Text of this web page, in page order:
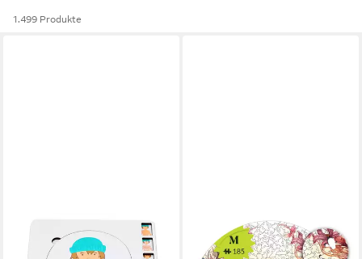
1.499 Produkte
Puzzle Lagenpuzzle
MAGICHOLZ
Puzzle Fröhliche Kolibris